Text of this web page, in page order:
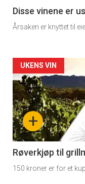
11
Dagens
rett
Disse vinene er
Årsaken er knyttet til
Artikler
detail
-
section
11
Dagens
+
UKENS VIN
Røverkjøp til
150 kroner er for et